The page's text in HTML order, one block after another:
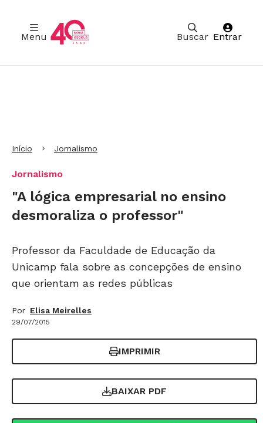
Buscar
Menu Entrar
Início Jornalismo
Jornalismo
"A lógica empresarial no ensino
desmoraliza o professor"
Professor da Faculdade de Educação da
Unicamp fala sobre as concepções de ensino
que orientam as redes públicas
Por Elisa Meirelles
29/07/2015
IMPRIMIR
BAIXAR PDF